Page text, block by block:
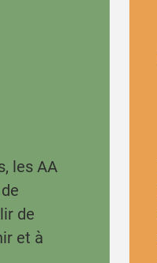
les AA
de
et à